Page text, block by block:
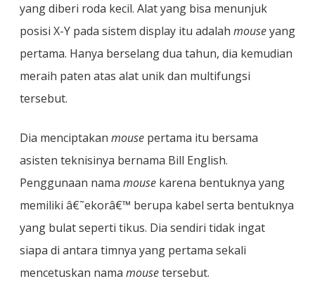
yang diberi roda kecil. Alat yang bisa menunjuk
posisi X-Y pada sistem display itu adalah mouseyang
pertama. Hanya berselang dua tahun, dia kemudian
meraih paten atas alat unik dan multifungsi
tersebut.
Dia menciptakan mouse pertama itu bersama
asisten teknisinya bernama Bill English.
Penggunaan nama mouse karena bentuknya yang
memiliki â€˜ekorâ€™ berupa kabel serta bentuknya
yang bulat seperti tikus. Dia sendiri tidak ingat
siapa di antara timnya yang pertama sekali
mencetuskan nama mousetersebut.